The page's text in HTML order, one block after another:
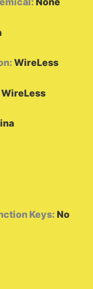
: WireLess
WireLess
Keys: No